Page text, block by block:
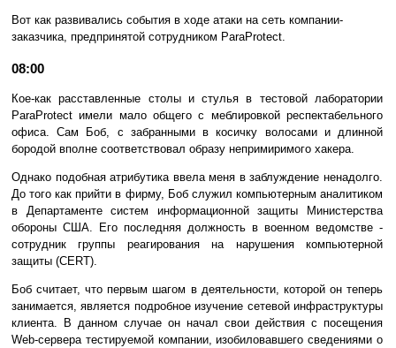
Вот как развивались события в ходе атаки на сеть компании-
заказчика, предпринятой сотрудником ParaProtect.
08:00
Кое-как расставленные столы и стулья в тестовой лаборатории
ParaProtect имели мало общего с меблировкой респектабельного
офиса. Сам Боб, с забранными в косичку волосами и длинной
бородой вполне соответствовал образу непримиримого хакера.
Однако подобная атрибутика ввела меня в заблуждение ненадолго.
До того как прийти в фирму, Боб служил компьютерным аналитиком
в Департаменте систем информационной защиты Министерства
обороны США. Его последняя должность в военном ведомстве -
сотрудник группы реагирования на нарушения компьютерной
защиты (CERT).
Боб считает, что первым шагом в деятельности, которой он теперь
занимается, является подробное изучение сетевой инфраструктуры
клиента. В данном случае он начал свои действия с посещения
Web-сервера тестируемой компании, изобиловавшего сведениями о